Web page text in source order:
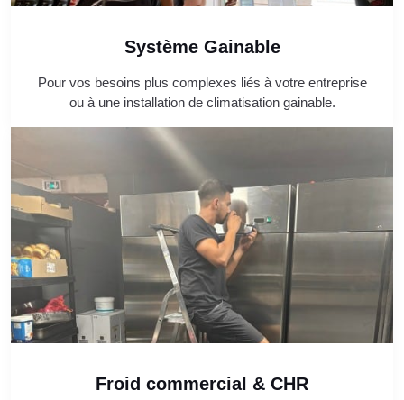
Système Gainable
Pour vos besoins plus complexes liés à votre entreprise
ou à une installation de climatisation gainable.
Froid commercial & CHR